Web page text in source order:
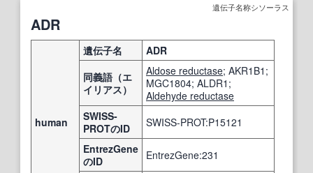
遺伝子名称シソーラス
ADR
human
遺伝子名
ADR
同義語（エ
イリアス）
Aldose reductase; AKR1B1;
MGC1804; ALDR1;
Aldehyde reductase
SWISS-
PROTのID
SWISS-PROT:P15121
EntrezGene
のID
EntrezGene:231